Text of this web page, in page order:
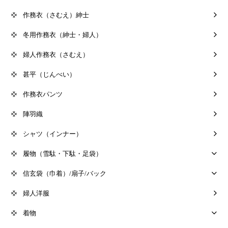
作務衣（さむえ）紳士
冬用作務衣（紳士・婦人）
婦人作務衣（さむえ）
甚平（じんべい）
作務衣パンツ
陣羽織
シャツ（インナー）
履物（雪駄・下駄・足袋）
信玄袋（巾着）/扇子/バック
婦人洋服
着物